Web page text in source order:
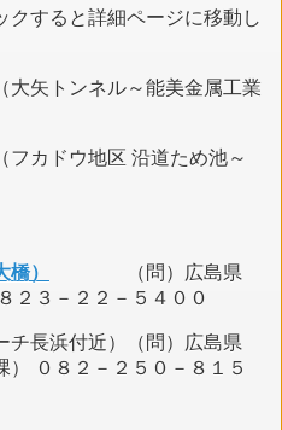
クすると詳細ページに移動し
（大矢トンネル～能美金属工業
（フカドウ地区 沿道ため池～
）
（問）広島県
３－２２－５４００
長浜付近）（問）広島県
０８２－２５０－８１５